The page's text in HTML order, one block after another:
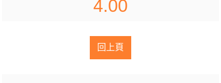
4.00
回上頁